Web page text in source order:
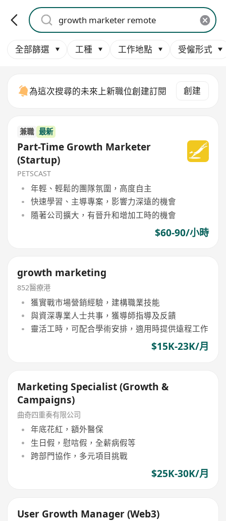
全部篩選 工種 工作地點 受僱形式
為這次搜尋的未來上新職位創建訂閱 創建
兼職 最新
Part-Time Growth Marketer
(Startup)
PETSCAST
年輕、輕鬆的團隊氛圍，高度自主
快速學習、主導專案，影響力深遠的機會
隨著公司擴大，有晉升和增加工時的機會
$60-90/小時
growth marketing
852醫療港
獲實戰市場營銷經驗，建構職業技能
與資深專業人士共事，獲導師指導及反饋
靈活工時，可配合學術安排，適用時提供遠程工作
$15K-23K/月
Marketing Specialist (Growth &
Campaigns)
曲奇四重奏有限公司
年底花紅，額外醫保
生日假，慰唁假，全薪病假等
跨部門協作，多元項目挑戰
$25K-30K/月
User Growth Manager (Web3)